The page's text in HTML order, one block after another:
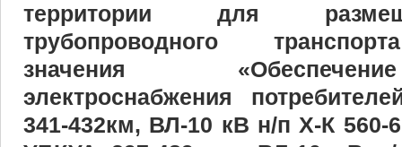
территории для
трубопроводного
значения
электроснабжения
341-432км, ВЛ-10 кВ н/п Х-К 560-